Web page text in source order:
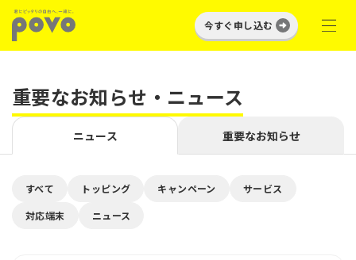
今すぐ申し込む
重要なお知らせ・ニュース
ニュース 重要なお知らせ
すべて トッピング キャンペーン
サービス
対応端末
ニュース